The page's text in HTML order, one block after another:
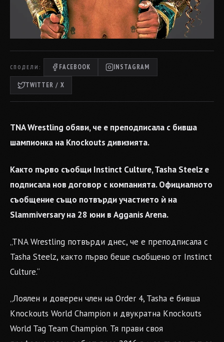
СПОДЕЛИ: FACEBOOK INSTAGRAM
TWITTER / X
TNA Wrestling обяви, че е преподписала с бивша
шампионка на Knockouts дивизията.
Както първо съобщи Instinct Culture, Tasha Steelz е
подписала нов договор с компанията. Официалното
съобщение също потвърди участието ѝ на
Slammiversary на 28 юни в Agganis Arena.
„TNA Wrestling потвърди днес, че е преподписала с
Tasha Steelz, както първо беше съобщено от Instinct
Culture.“
„Лоялен и доверен член на Order 4, Tasha е бивша
Knockouts World Champion и двукратна Knockouts
World Tag Team Champion. Тя прави своя